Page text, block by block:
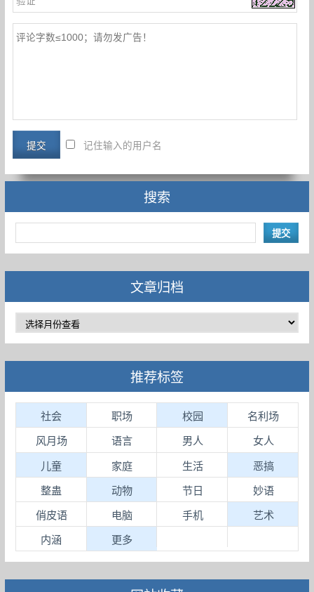
记住输入的用户名
搜索
文章归档
推荐标签
社会 职场 校园 名利场
风月场 语言 男人 女人
儿童 家庭 生活 恶搞
整蛊 动物 节日 妙语
俏皮语 电脑 手机 艺术
内涵 更多